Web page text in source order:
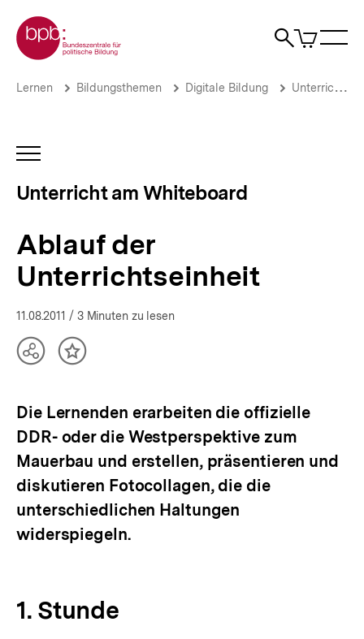
zum
Seiteninhalt
springen
Zur Startseite der bpb
Suche
Artikel
im
Ablauf
Unterricht
am
Whiteboard
Brotkrümelnavigation
Pfadnavigation
Lernen Bildungsthemen Digitale Bildung Unterricht am Whiteboard
INHALTSNAVIGATION
Unterricht am Whiteboard
Ablauf der
Unterrichtseinheit
11.08.2011 / 3 Minuten zu lesen
TeilenInhalt
Die Lernenden erarbeiten die offizielle
DDR- oder die Westperspektive zum
Mauerbau und erstellen, präsentieren und
diskutieren Fotocollagen, die die
unterschiedlichen Haltungen
widerspiegeln.
1. Stunde